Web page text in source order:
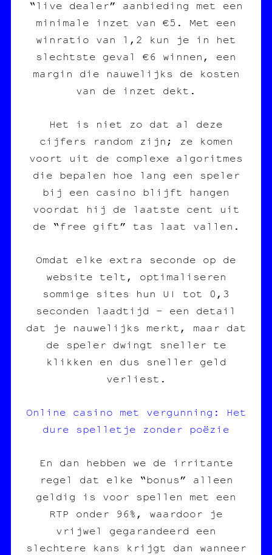
“live dealer” aanbieding met een
minimale inzet van €5. Met een
winratio van 1,2 kun je in het
slechtste geval €6 winnen, een
margin die nauwelijks de kosten
van de inzet dekt.
Het is niet zo dat al deze
cijfers random zijn; ze komen
voort uit de complexe algoritmes
die bepalen hoe lang een speler
bij een casino blijft hangen
voordat hij de laatste cent uit
de “free gift” tas laat vallen.
Omdat elke extra seconde op de
website telt, optimaliseren
sommige sites hun UI tot 0,3
seconden laadtijd – een detail
dat je nauwelijks merkt, maar dat
de speler dwingt sneller te
klikken en dus sneller geld
verliest.
Online casino met vergunning: Het
dure spelletje zonder poëzie
En dan hebben we de irritante
regel dat elke “bonus” alleen
geldig is voor spellen met een
RTP onder 96%, waardoor je
vrijwel gegarandeerd een
slechtere kans krijgt dan wanneer